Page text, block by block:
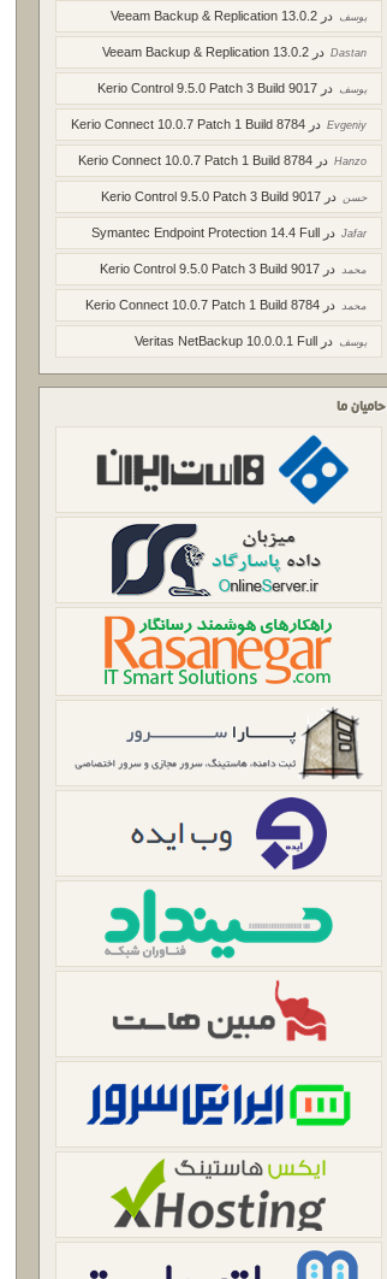
یوسف در Veeam Backup & Replication 13.0.2
Dastan در Veeam Backup & Replication 13.0.2
یوسف در Kerio Control 9.5.0 Patch 3 Build 9017
Evgeniy در Kerio Connect 10.0.7 Patch 1 Build 8784
Hanzo در Kerio Connect 10.0.7 Patch 1 Build 8784
حسن در Kerio Control 9.5.0 Patch 3 Build 9017
Jafar در Symantec Endpoint Protection 14.4 Full
محمد در Kerio Control 9.5.0 Patch 3 Build 9017
محمد در Kerio Connect 10.0.7 Patch 1 Build 8784
یوسف در Veritas NetBackup 10.0.0.1 Full
حامیان ما